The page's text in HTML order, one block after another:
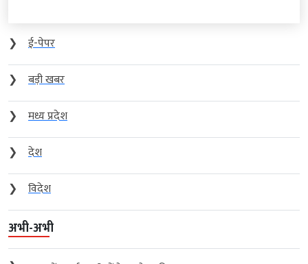
❯
ई-पेपर
❯
बड़ी खबर
❯
मध्य प्रदेश
❯
देश
❯
विदेश
अभी-अभी